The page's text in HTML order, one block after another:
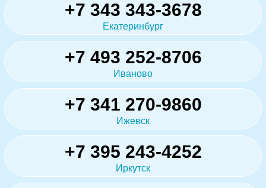
+7 343 343-3678
Екатеринбург
+7 493 252-8706
Иваново
+7 341 270-9860
Ижевск
+7 395 243-4252
Иркутск